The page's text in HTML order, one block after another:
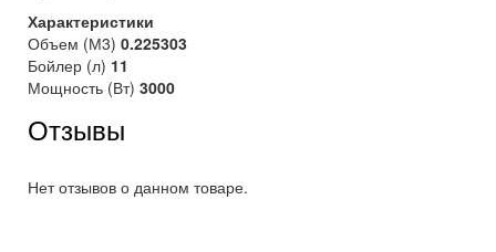
Характеристики
Объем (М3) 0.225303
Бойлер (л) 11
Мощность (Вт) 3000
Отзывы
Нет отзывов о данном товаре.